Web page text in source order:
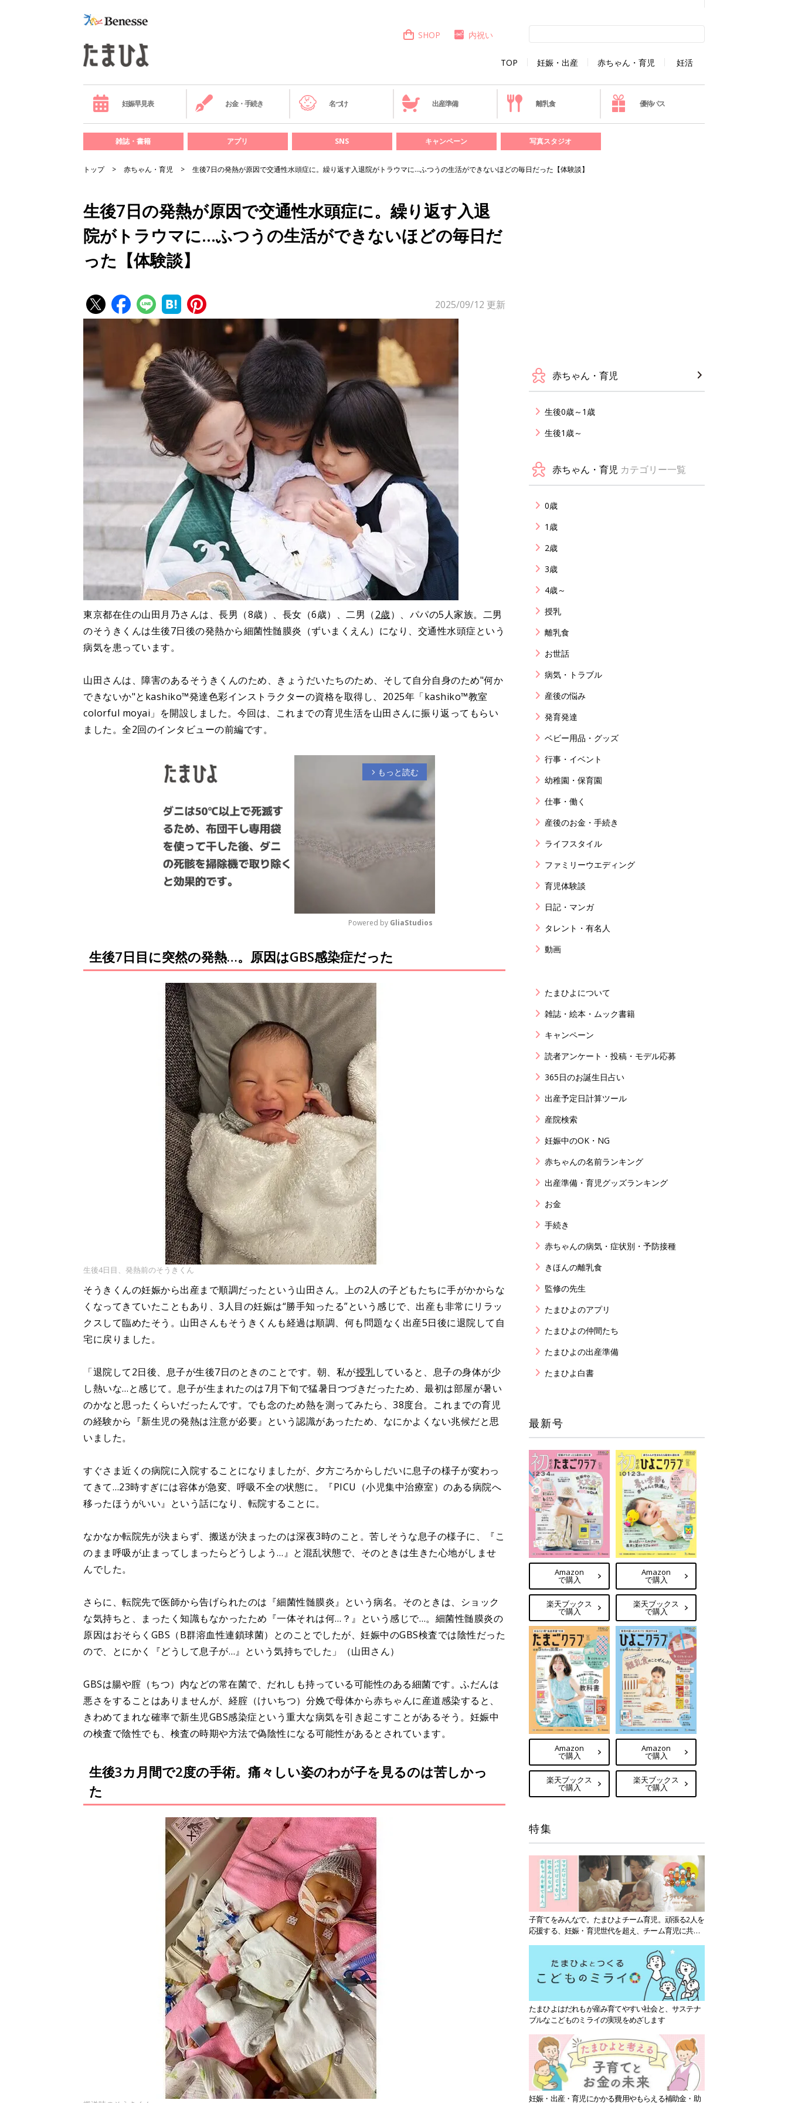
TOP 妊娠・出産 赤ちゃん・育児 妊活
SHOP 内祝い
妊娠早見表 お金・手続き 名づけ 出産準備 離乳食 優待パス
雑誌・書籍 アプリ SNS キャンペーン 写真スタジオ
トップ 赤ちゃん・育児 生後7日の発熱が原因で交通性水頭症に。繰り返す入退院がトラウマに…ふつうの生活ができないほどの毎日だった【体験談】
生後7日の発熱が原因で交通性水頭症に。繰り返す入退
院がトラウマに…ふつうの生活ができないほどの毎日だ
った【体験談】
2025/09/12 更新
東京都在住の山田月乃さんは、長男（8歳）、長女（6歳）、二男（2歳）、パパの5人家族。二男
のそうきくんは生後7日後の発熱から細菌性髄膜炎（ずいまくえん）になり、交通性水頭症という
病気を患っています。
山田さんは、障害のあるそうきくんのため、きょうだいたちのため、そして自分自身のため"何か
できないか"とkashiko™発達色彩インストラクターの資格を取得し、2025年「kashiko™教室
colorful moyai」を開設しました。今回は、これまでの育児生活を山田さんに振り返ってもらい
ました。全2回のインタビューの前編です。
arrow_forward_ios もっと読む
M
u
Powered by GliaStudios
生後7日目に突然の発熱…。原因はGBS感染症だった
生後4日目、発熱前のそうきくん
そうきくんの妊娠から出産まで順調だったという山田さん。上の2人の子どもたちに手がかからな
くなってきていたこともあり、3人目の妊娠は“勝手知ったる”という感じで、出産も非常にリラッ
クスして臨めたそう。山田さんもそうきくんも経過は順調、何も問題なく出産5日後に退院して自
宅に戻りました。
「退院して2日後、息子が生後7日のときのことです。朝、私が授乳していると、息子の身体が少
し熱いな…と感じて。息子が生まれたのは7月下旬で猛暑日つづきだったため、最初は部屋が暑い
のかなと思ったくらいだったんです。でも念のため熱を測ってみたら、38度台。これまでの育児
の経験から『新生児の発熱は注意が必要』という認識があったため、なにかよくない兆候だと思
いました。
すぐさま近くの病院に入院することになりましたが、夕方ごろからしだいに息子の様子が変わっ
てきて…23時すぎには容体が急変、呼吸不全の状態に。『PICU（小児集中治療室）のある病院へ
移ったほうがいい』という話になり、転院することに。
なかなか転院先が決まらず、搬送が決まったのは深夜3時のこと。苦しそうな息子の様子に、『こ
のまま呼吸が止まってしまったらどうしよう…』と混乱状態で、そのときは生きた心地がしませ
んでした。
さらに、転院先で医師から告げられたのは『細菌性髄膜炎』という病名。そのときは、ショック
な気持ちと、まったく知識もなかったため『一体それは何…？』という感じで…。細菌性髄膜炎の
原因はおそらくGBS（B群溶血性連鎖球菌）とのことでしたが、妊娠中のGBS検査では陰性だった
ので、とにかく『どうして息子が…』という気持ちでした」（山田さん）
GBSは腸や腟（ちつ）内などの常在菌で、だれしも持っている可能性のある細菌です。ふだんは
悪さをすることはありませんが、経腟（けいちつ）分娩で母体から赤ちゃんに産道感染すると、
きわめてまれな確率で新生児GBS感染症という重大な病気を引き起こすことがあるそう。妊娠中
の検査で陰性でも、検査の時期や方法で偽陰性になる可能性があるとされています。
生後3カ月間で2度の手術。痛々しい姿のわが子を見るのは苦しかっ
た
赤ちゃん・育児
生後0歳～1歳
生後1歳～
赤ちゃん・育児 カテゴリー一覧
0歳
1歳
2歳
3歳
4歳～
授乳
離乳食
お世話
病気・トラブル
産後の悩み
発育発達
ベビー用品・グッズ
行事・イベント
幼稚園・保育園
仕事・働く
産後のお金・手続き
ライフスタイル
ファミリーウエディング
育児体験談
日記・マンガ
タレント・有名人
動画
たまひよについて
雑誌・絵本・ムック書籍
キャンペーン
読者アンケート・投稿・モデル応募
365日のお誕生日占い
出産予定日計算ツール
産院検索
妊娠中のOK・NG
赤ちゃんの名前ランキング
出産準備・育児グッズランキング
お金
手続き
赤ちゃんの病気・症状別・予防接種
きほんの離乳食
監修の先生
たまひよのアプリ
たまひよの仲間たち
たまひよの出産準備
たまひよ白書
最新号
Amazon
で購入
楽天ブックス
で購入
Amazon
で購入
楽天ブックス
で購入
Amazon
で購入
楽天ブックス
で購入
Amazon
で購入
楽天ブックス
で購入
特集
子育てをみんなで。たまひよチーム育児。頑張る2人を
応援する、妊娠・育児世代を超え、チーム育児に共感
たまひよはだれもが産み育てやすい社会と、サステナ
ブルなこどものミライの実現をめざします
妊娠・出産・育児にかかる費用やもらえる補助金・助